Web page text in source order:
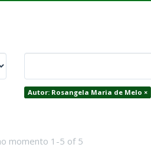
Autor: Rosangela Maria de Melo ×
momento 1-5 of 5